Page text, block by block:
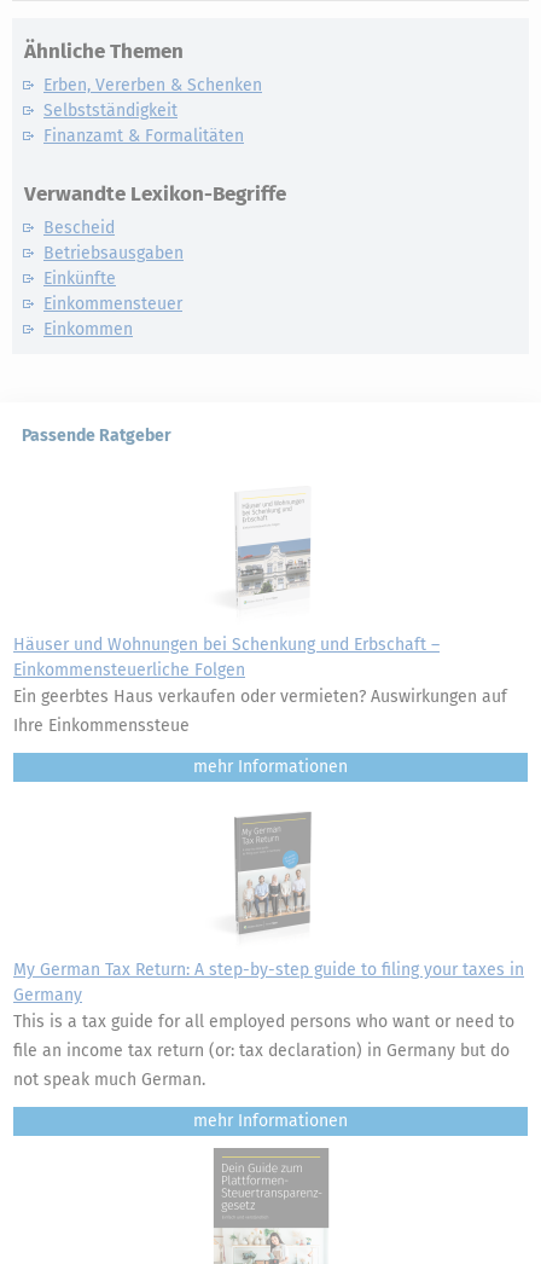
Ähnliche Themen
Erben, Vererben & Schenken
Selbstständigkeit
Finanzamt & Formalitäten
Verwandte Lexikon-Begriffe
Bescheid
Betriebsausgaben
Einkünfte
Einkommensteuer
Einkommen
Passende Ratgeber
Häuser und Wohnungen bei Schenkung und Erbschaft –
Einkommensteuerliche Folgen
Ein geerbtes Haus verkaufen oder vermieten? Auswirkungen auf
Ihre Einkommenssteue
mehr
My German Tax Return: A step-by-step guide to filing your taxes in
Germany
This is a tax guide for all employed persons who want or need to
file an income tax return (or: tax declaration) in Germany but do
not speak much German.
mehr